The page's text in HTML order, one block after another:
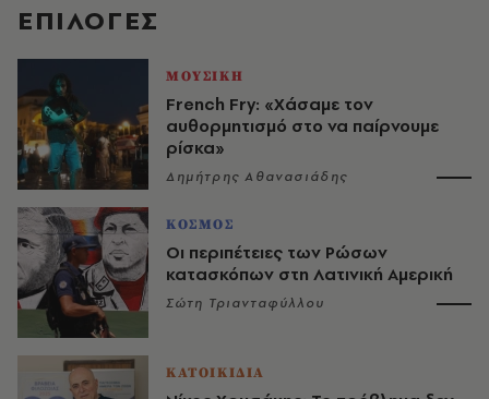
EΠΙΛΟΓΈΣ
ΜΟΥΣΙΚΗ
French Fry: «Χάσαμε τον
αυθορμητισμό στο να παίρνουμε
ρίσκα»
Δημήτρης Αθανασιάδης
ΚΟΣΜΟΣ
Οι περιπέτειες των Ρώσων
κατασκόπων στη Λατινική Αμερική
Σώτη Τριανταφύλλου
ΚΑΤΟΙΚΙΔΙΑ